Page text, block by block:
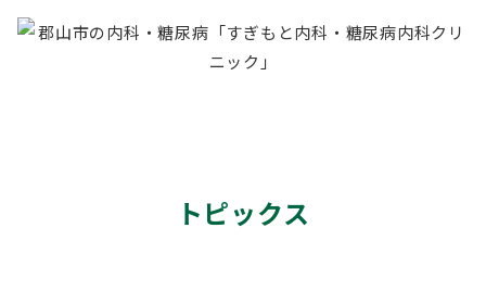
トピックス